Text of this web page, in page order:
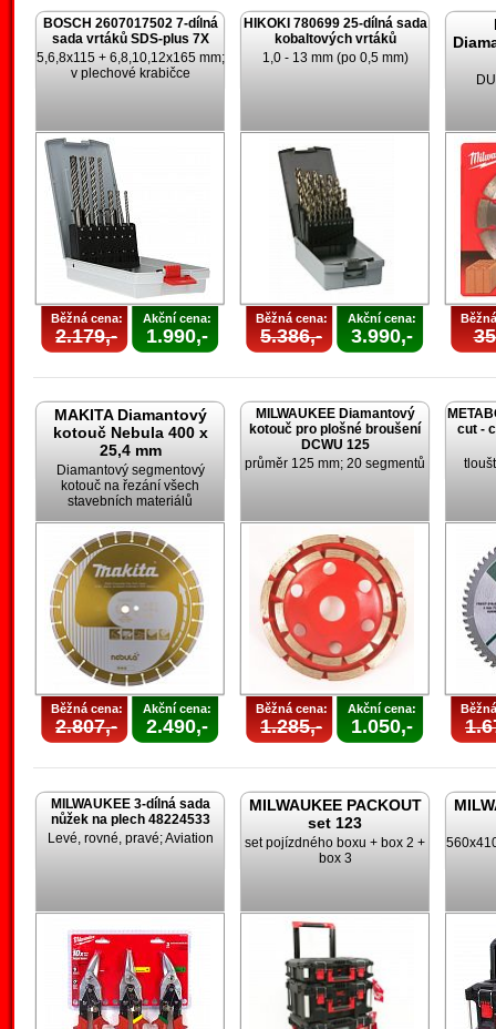
BOSCH 2607017502 7-dílná
sada vrtáků SDS-plus 7X
5,6,8x115 + 6,8,10,12x165 mm;
v plechové krabičce
Běžná cena:
2.179,-
Akční cena:
1.990,-
HIKOKI 780699 25-dílná sada
kobaltových vrtáků
1,0 - 13 mm (po 0,5 mm)
Běžná cena:
5.386,-
Akční cena:
3.990,-
MAKITA Diamantový
kotouč Nebula 400 x
25,4 mm
Diamantový segmentový
kotouč na řezání všech
stavebních materiálů
Běžná cena:
2.807,-
Akční cena:
2.490,-
MILWAUKEE Diamantový
kotouč pro plošné broušení
DCWU 125
průměr 125 mm; 20 segmentů
Běžná cena:
1.285,-
Akční cena:
1.050,-
cut -
MILWAUKEE 3-dílná sada
nůžek na plech 48224533
Levé, rovné, pravé; Aviation
MILWAUKEE PACKOUT
set 123
set pojízdného boxu + box 2 +
box 3